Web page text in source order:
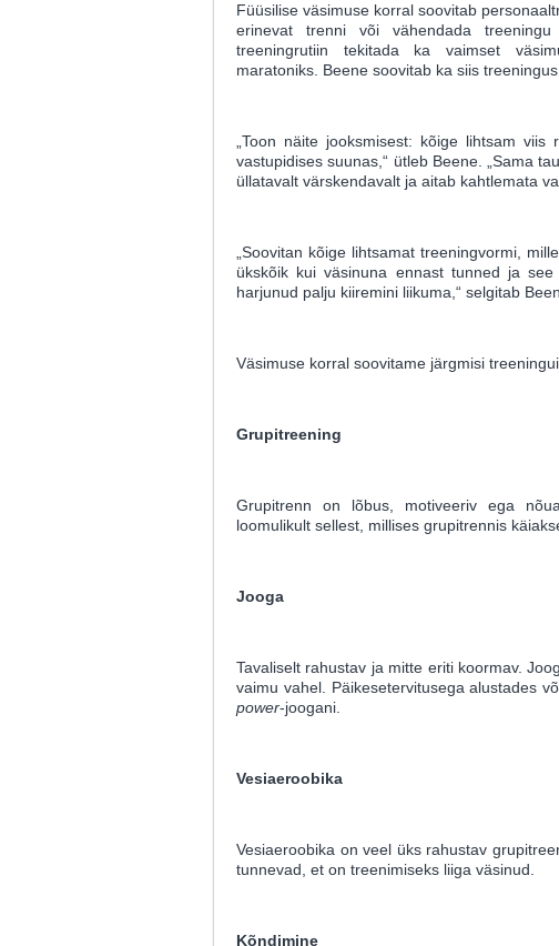
Füüsilise väsimuse korral soovitab
erinevat trenni või vähendada
treeningrutiin tekitada ka vaimset
maratoniks. Beene soovitab ka siis
„Toon näite jooksmisest: kõige lihtsam
vastupidises suunas,“ ütleb Beene. „Sama
üllatavalt värskendavalt ja aitab kahtlemata
„Soovitan kõige lihtsamat treeningvormi,
ükskõik kui väsinuna ennast tunned ja
harjunud palju kiiremini liikuma,“ selgitab
Väsimuse korral soovitame järgmisi
Grupitreening
Grupitrenn on lõbus, motiveeriv ega
loomulikult sellest, millises grupitrennis
Jooga
Tavaliselt rahustav ja mitte eriti koormav.
vaimu vahel. Päikesetervitusega alustades
power-joogani.
Vesiaeroobika
Vesiaeroobika on veel üks rahustav
tunnevad, et on treenimiseks liiga väsinud.
Kõndimine